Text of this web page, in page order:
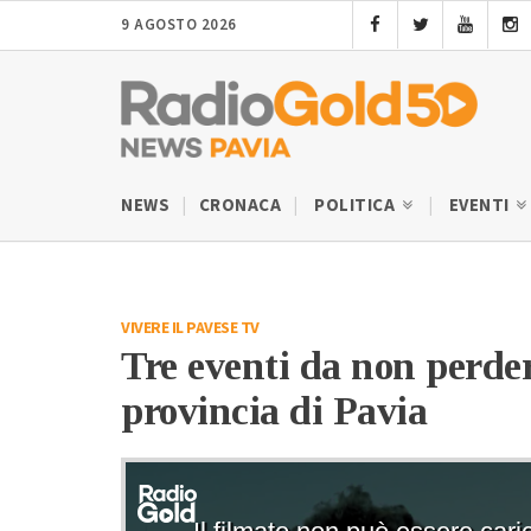
9 AGOSTO 2026
NEWS CRONACA POLITICA EVENTI
VIVERE IL PAVESE TV
Tre eventi da non
provincia di Pavia